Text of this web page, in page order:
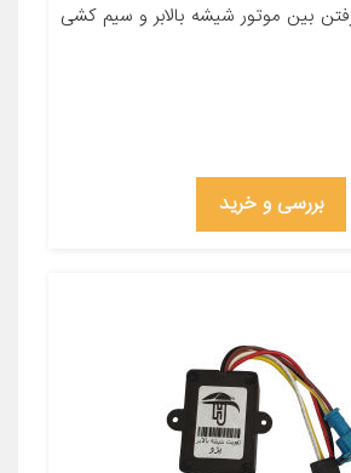
بین موتور شیشه بالابر و سیم کشی
بررسی و خرید